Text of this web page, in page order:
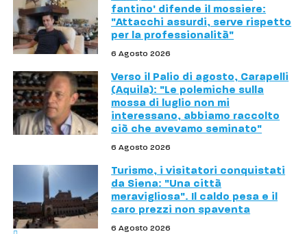
fantino' difende il mossiere:
"Attacchi assurdi, serve rispetto
per la professionalità"
6 Agosto 2026
Verso il Palio di agosto, Carapelli
(Aquila): "Le polemiche sulla
mossa di luglio non mi
interessano, abbiamo raccolto
ciò che avevamo seminato"
6 Agosto 2026
Turismo, i visitatori conquistati
da Siena: "Una città
meravigliosa". Il caldo pesa e il
caro prezzi non spaventa
6 Agosto 2026